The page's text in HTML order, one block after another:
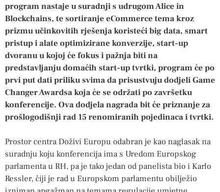
program nastaje u suradnji s udrugom Alice in
Blockchains, te sortiranje eCommerce tema kroz
prizmu učinkovitih rješenja koristeći big data, smart
pristup i alate optimizirane konverzije, start-up
dvoranu u kojoj će fokus i pažnja biti na
predstavljanju domaćih start-up tvrtki, program će po
prvi put dati priliku svima da prisustvuju dodjeli Game
Changer Awardsa koja će se održati po završetku
konferencije. Ova dodjela nagrada bit će priznanje za
prošlogodišnji rad 15 renomiranih pojedinaca i tvrtki.
Prostor centra Doživi Europu odabran je kao naglasak na
suradnju koju konferencija ima s Uredom Europskog
parlamenta u RH, pa je tako jedan od panelista bio i Karlo
Ressler, čiji je rad u Europskom parlamentu obilježio